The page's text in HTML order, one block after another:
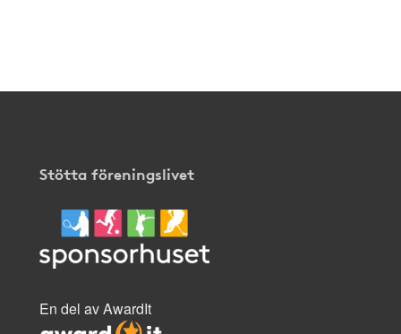
Stötta föreningslivet
En del av AwardIt